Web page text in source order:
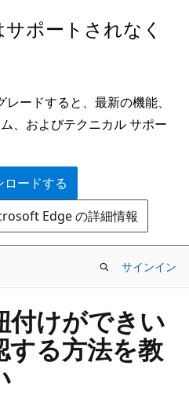
ポートされなく
ードすると、最新の機能、
、およびテクニカル サポー
ードする
Edge の詳細情報
サインイン
付けができい
する方法を教